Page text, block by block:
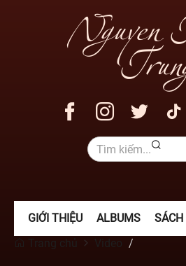
Nguyen
Trang chủ Video
GIỚI THIỆU ALBUMS SÁCH